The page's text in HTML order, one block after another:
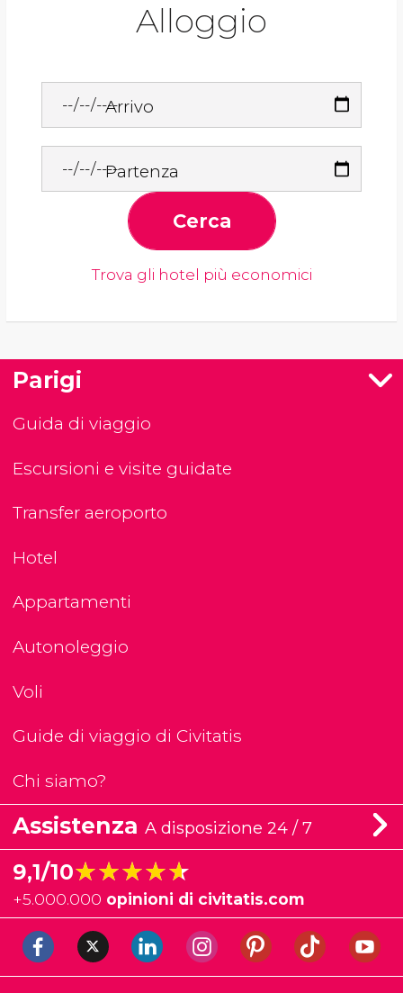
Alloggio
Arrivo
Partenza
Cerca
Trova gli hotel più economici
Parigi
Guida di viaggio
Escursioni e visite guidate
Transfer aeroporto
Hotel
Appartamenti
Autonoleggio
Voli
Guide di viaggio di Civitatis
Chi siamo?
Assistenza A disposizione 24 / 7
9,1/10★★★★★
★★★★★
+5.000.000 opinioni di civitatis.com